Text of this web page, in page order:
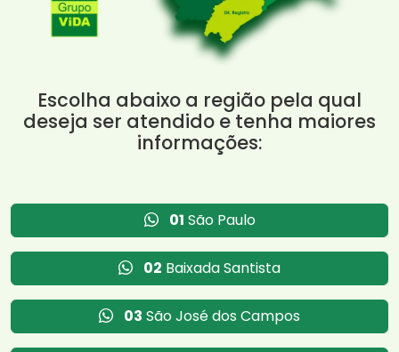
Escolha abaixo a região pela qual
deseja ser atendido e tenha maiores
informações:
01 São Paulo
02 Baixada Santista
03 São José dos Campos